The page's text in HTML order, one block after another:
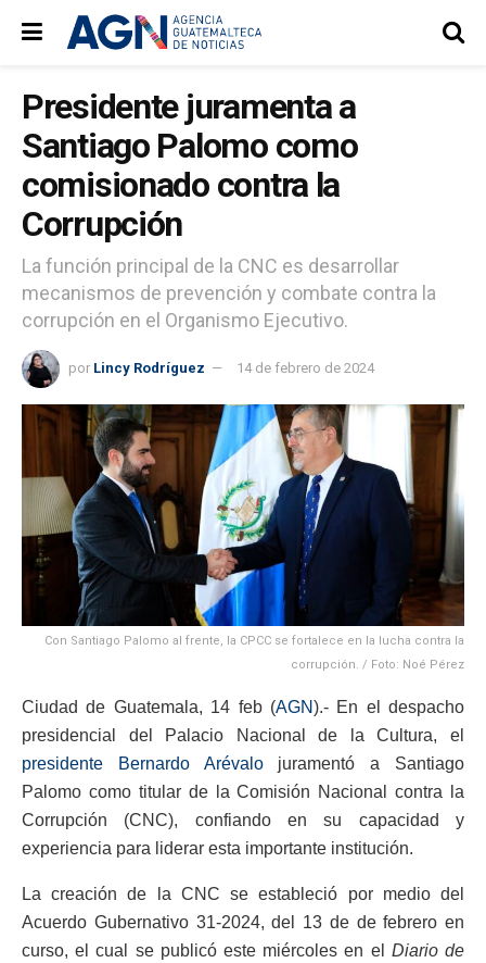
Presidente juramenta a
Santiago Palomo como
comisionado contra la
Corrupción
La función principal de la CNC es desarrollar
mecanismos de prevención y combate contra la
corrupción en el Organismo Ejecutivo.
por Lincy Rodríguez 14 de febrero de 2024
Con Santiago Palomo al frente, la CPCC se fortalece en la lucha contra la
corrupción. / Foto: Noé Pérez
Ciudad de Guatemala, 14 feb (AGN).- En el despacho
presidencial del Palacio Nacional de la Cultura, el
presidente Bernardo Arévalojuramentó a Santiago
Palomo como titular de la Comisión Nacional contra la
Corrupción (CNC), confiando en su capacidad y
experiencia para liderar esta importante institución.
La creación de la CNC se estableció por medio del
Acuerdo Gubernativo 31-2024, del 13 de de febrero en
curso, el cual se publicó este miércoles en el Diario de